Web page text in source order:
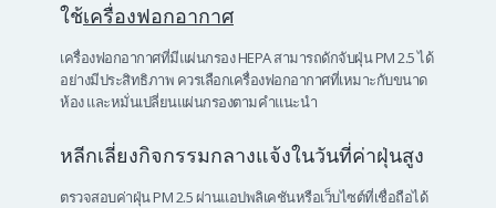
ใช้เครื่องฟอกอากาศ
เครื่องฟอกอากาศที่มีแผ่นกรอง HEPA สามารถดักจับฝุ่น PM 2.5 ได้
อย่างมีประสิทธิภาพ ควรเลือกเครื่องฟอกอากาศที่เหมาะกับขนาด
ห้อง และหมั่นเปลี่ยนแผ่นกรองตามคำแนะนำ
หลีกเลี่ยงกิจกรรมกลางแจ้งในวันที่ค่าฝุ่นสูง
ตรวจสอบค่าฝุ่น PM 2.5 ผ่านแอปพลิเคชันหรือเว็บไซต์ที่เชื่อถือได้